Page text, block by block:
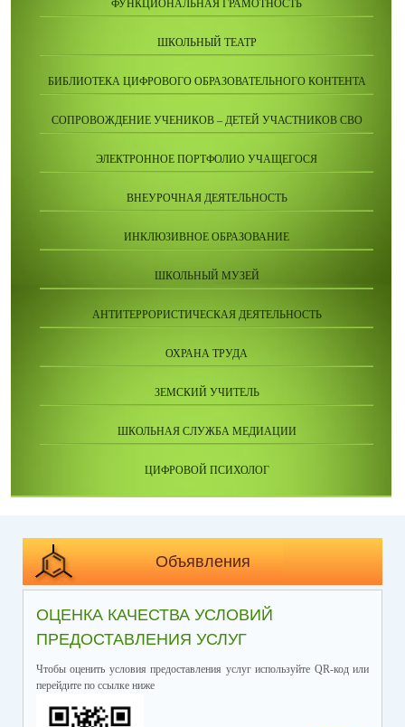
ФУНКЦИОНАЛЬНАЯ ГРАМОТНОСТЬ
ШКОЛЬНЫЙ ТЕАТР
БИБЛИОТЕКА ЦИФРОВОГО ОБРАЗОВАТЕЛЬНОГО КОНТЕНТА
СОПРОВОЖДЕНИЕ УЧЕНИКОВ – ДЕТЕЙ УЧАСТНИКОВ СВО
ЭЛЕКТРОННОЕ ПОРТФОЛИО УЧАЩЕГОСЯ
ВНЕУРОЧНАЯ ДЕЯТЕЛЬНОСТЬ
ИНКЛЮЗИВНОЕ ОБРАЗОВАНИЕ
ШКОЛЬНЫЙ МУЗЕЙ
АНТИТЕРРОРИСТИЧЕСКАЯ ДЕЯТЕЛЬНОСТЬ
ОХРАНА ТРУДА
ЗЕМСКИЙ УЧИТЕЛЬ
ШКОЛЬНАЯ СЛУЖБА МЕДИАЦИИ
ЦИФРОВОЙ ПСИХОЛОГ
Объявления
ОЦЕНКА КАЧЕСТВА УСЛОВИЙ
ПРЕДОСТАВЛЕНИЯ УСЛУГ
Чтобы оценить условия предоставления услуг используйте QR-код или
перейдите по ссылке ниже